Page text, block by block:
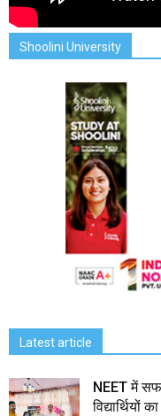
Shoolini University
Latest article
NEET में
विद्यार्थियों